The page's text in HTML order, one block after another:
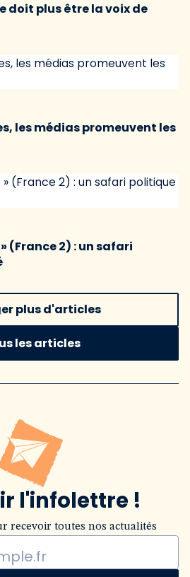
doit plus être la voix de
les médias promeuvent les
(France 2) : un safari
plus d'articles
les articles
l'infolettre !
recevoir toutes nos actualités